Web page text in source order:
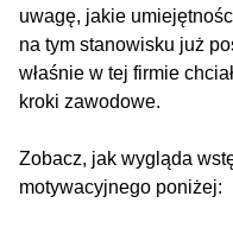
uwagę, jakie
na tym stanowisku już
właśnie w tej firmie
kroki zawodowe.
Zobacz, jak wygląda
motywacyjnego poniżej: